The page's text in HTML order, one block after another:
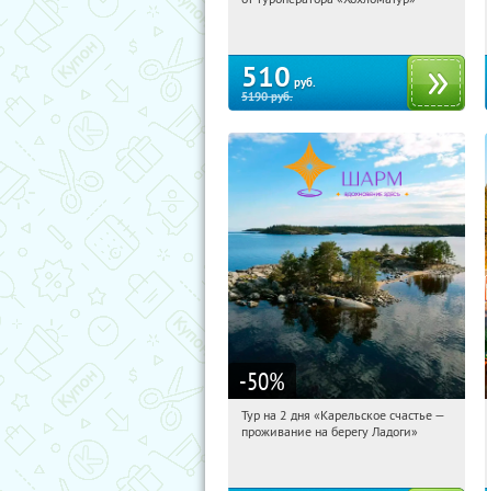
510 руб.
5190руб.
-50%
15:30:07 Купили:39
Тур на 2 дня «Карельское счастье —
проживание на берегу Ладоги»